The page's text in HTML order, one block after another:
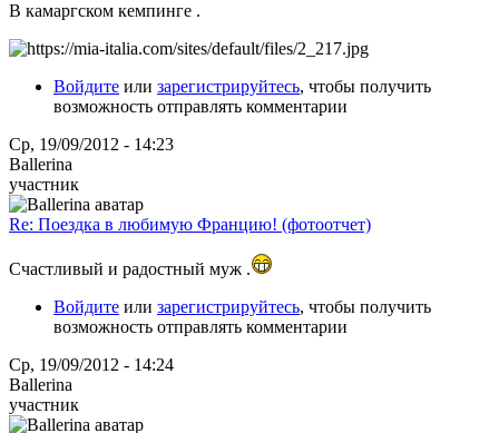
В камаргском кемпинге .
Войдите или зарегистрируйтесь, чтобы получить
возможность отправлять комментарии
Ср, 19/09/2012 - 14:23
Ballerina
участник
Re: Поездка в любимую Францию! (фотоотчет)
Счастливый и радостный муж .
Войдите или зарегистрируйтесь, чтобы получить
возможность отправлять комментарии
Ср, 19/09/2012 - 14:24
Ballerina
участник